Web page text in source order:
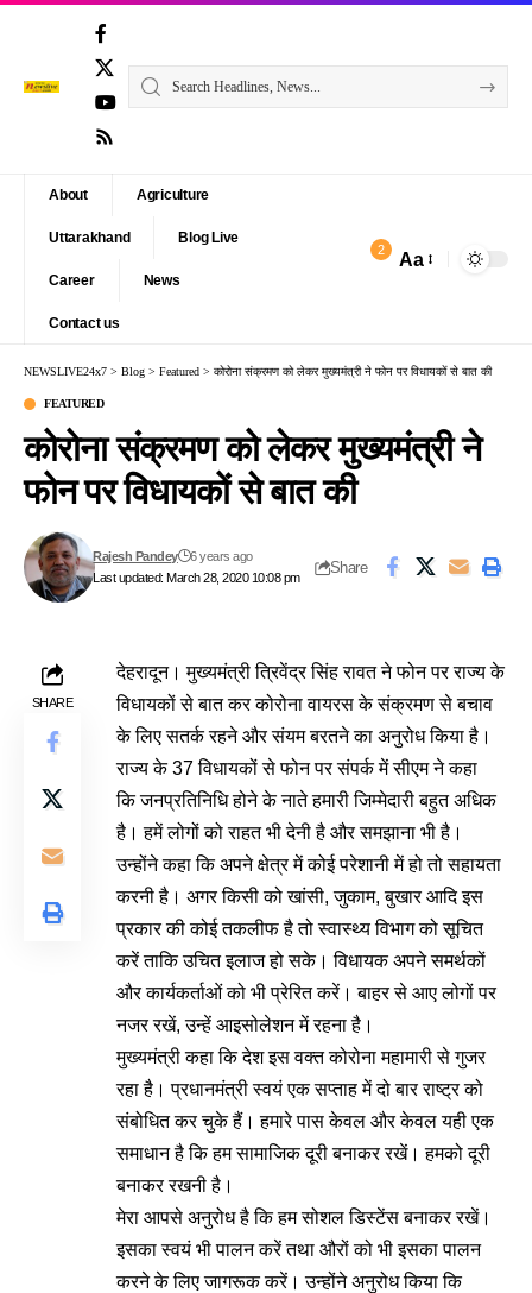
About Agriculture
Uttarakhand Blog Live
Career News
Contact us
2 Aa
NEWSLIVE24x7 > Blog > Featured > कोरोना संक्रमण को लेकर मुख्यमंत्री ने फोन पर विधायकों से बात की
FEATURED
कोरोना संक्रमण को लेकर मुख्यमंत्री ने
फोन पर विधायकों से बात की
Last updated: March 28, 2020 10:08 pm
Rajesh Pandey 6 years ago
Share
SHARE
देहरादून। मुख्यमंत्री त्रिवेंद्र सिंह रावत ने फोन पर राज्य के
विधायकों से बात कर कोरोना वायरस के संक्रमण से बचाव
के लिए सतर्क रहने और संयम बरतने का अनुरोध किया है।
राज्य के 37 विधायकों से फोन पर संपर्क में सीएम ने कहा
कि जनप्रतिनिधि होने के नाते हमारी जिम्मेदारी बहुत अधिक
है। हमें लोगों को राहत भी देनी है और समझाना भी है।
उन्होंने कहा कि अपने क्षेत्र में कोई परेशानी में हो तो सहायता
करनी है। अगर किसी को खांसी, जुकाम, बुखार आदि इस
प्रकार की कोई तकलीफ है तो स्वास्थ्य विभाग को सूचित
करें ताकि उचित इलाज हो सके। विधायक अपने समर्थकों
और कार्यकर्ताओं को भी प्रेरित करें। बाहर से आए लोगों पर
नजर रखें, उन्हें आइसोलेशन में रहना है।
मुख्यमंत्री कहा कि देश इस वक्त कोरोना महामारी से गुजर
रहा है। प्रधानमंत्री स्वयं एक सप्ताह में दो बार राष्ट्र को
संबोधित कर चुके हैं। हमारे पास केवल और केवल यही एक
समाधान है कि हम सामाजिक दूरी बनाकर रखें। हमको दूरी
बनाकर रखनी है।
मेरा आपसे अनुरोध है कि हम सोशल डिस्टेंस बनाकर रखें।
इसका स्वयं भी पालन करें तथा औरों को भी इसका पालन
करने के लिए जागरूक करें। उन्होंने अनुरोध किया कि